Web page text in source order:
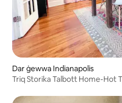
Dar ġewwa Indianapolis
Triq Storika Talbott Home-Hot